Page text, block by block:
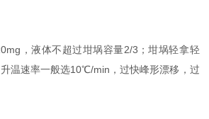
，液体不超过坩埚容量2/3；坩埚轻拿轻
温速率一般选10℃/min，过快峰形漂移，过